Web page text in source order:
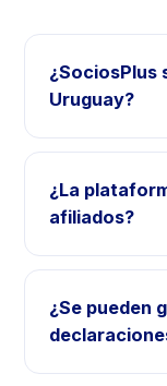
¿SociosPlus
Uruguay?
¿La
afiliados?
¿Se pueden